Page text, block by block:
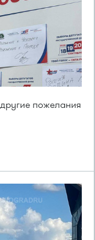
пожелания